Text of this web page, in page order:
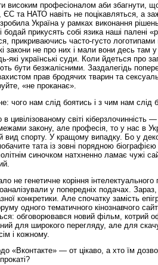
високим професіоналом аби збагнути,
та НАТО навіть не поцікавляться, а
Україна у рамках виконання
бодай прикусять собі язика наші палені
прикриваючись часто-густо
закони не про них і мали вони десь там
які українські суди. Коли йдеться про
бути безжалісними. Заздалегідь
прав бродячих тварин та
«не проканає».
чого нам слід боятись і з чим нам слід
цивілізованому світі кіберзлочинність
закону, але професія, то у нас в
вид спорту. У кращому випадку. Бо у
тата із зовні порядною
синочком натхненно ламає чужі
не генетичне коріння інтелектуального
у попередніх подачах.
конкретики. Але спочатку замість
одного тематичного кінознавчого
обговорювався новий фільм, котрий
для широкого перегляду, але для
і кожному.
«Вконтакте» — от цікаво, а хто їм